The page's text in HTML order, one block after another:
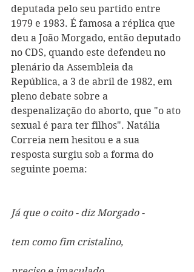
deputada pelo seu partido entre
1979 e 1983. É famosa a réplica que
deu a João Morgado, então deputado
no CDS, quando este defendeu no
plenário da Assembleia da
República, a 3 de abril de 1982, em
pleno debate sobre a
despenalização do aborto, que "o ato
sexual é para ter filhos". Natália
Correia nem hesitou e a sua
resposta surgiu sob a forma do
seguinte poema:
Já que o coito - diz Morgado -
tem como fim cristalino,